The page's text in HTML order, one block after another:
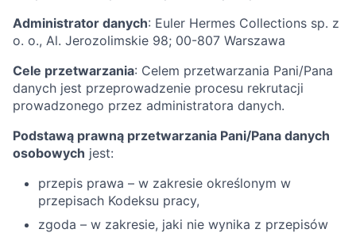
Administrator danych: Euler Hermes Collections sp. z
o. o., Al. Jerozolimskie 98; 00-807 Warszawa
Cele przetwarzania: Celem przetwarzania Pani/Pana
danych jest przeprowadzenie procesu rekrutacji
prowadzonego przez administratora danych.
Podstawą prawną przetwarzania Pani/Pana danych
osobowych jest:
przepis prawa – w zakresie określonym w
przepisach Kodeksu pracy,
zgoda – w zakresie, jaki nie wynika z przepisów